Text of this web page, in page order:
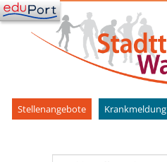
Stellenangebote Krankmeldung